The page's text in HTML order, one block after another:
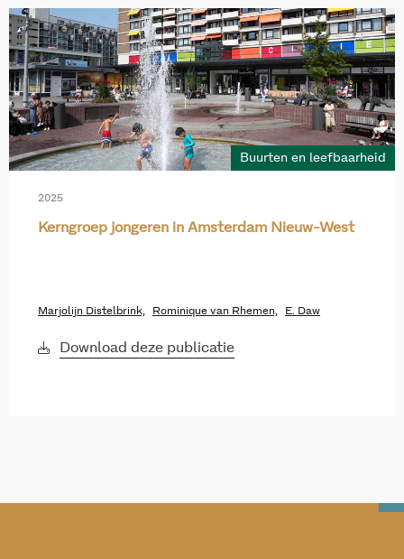
Buurten en leefbaarheid
2025
Kerngroep jongeren in Amsterdam Nieuw-West
Marjolijn Distelbrink, Rominique van Rhemen, E. Daw
Download deze publicatie